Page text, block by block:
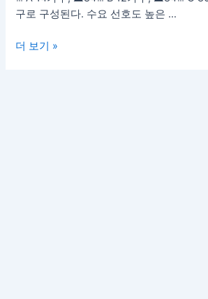
구로 구성된다. 수요 선호도 높은 …
시
티’
월
더 보기 »